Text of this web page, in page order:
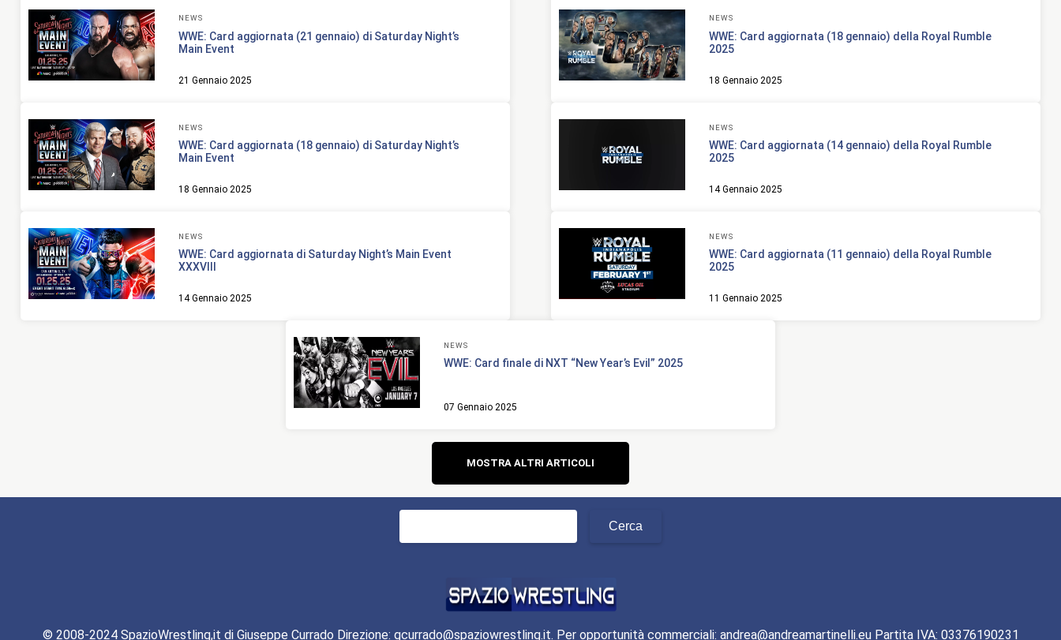
NEWS
WWE: Card aggiornata (21 gennaio) di Saturday Night’s
Main Event
21 Gennaio 2025
NEWS
WWE: Card aggiornata (18 gennaio) della Royal Rumble
2025
18 Gennaio 2025
NEWS
WWE: Card aggiornata (18 gennaio) di Saturday Night’s
Main Event
18 Gennaio 2025
NEWS
WWE: Card aggiornata (14 gennaio) della Royal Rumble
2025
14 Gennaio 2025
NEWS
WWE: Card aggiornata di Saturday Night’s Main Event
XXXVIII
14 Gennaio 2025
NEWS
WWE: Card aggiornata (11 gennaio) della Royal Rumble
2025
11 Gennaio 2025
NEWS
WWE: Card finale di NXT “New Year’s Evil” 2025
07 Gennaio 2025
Navigazione
articoli
MOSTRA ALTRI ARTICOLI
Ricerca
© 2008-2024 SpazioWrestling,it di Giuseppe Currado Direzione: gcurrado@spaziowrestling.it. Per opportunità commerciali: andrea@andreamartinelli.eu Partita IVA: 03376190231